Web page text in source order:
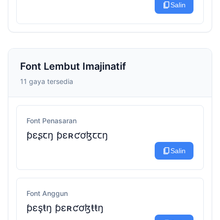
content_copySalin
Font Lembut Imajinatif
11 gaya tersedia
Font Penasaran
ƥɛʂꞇŋ ƥɛʀƈơɮꞇꞇŋ
content_copySalin
Font Anggun
ƥεşŧŋ ƥεʀƈơɮŧŧŋ